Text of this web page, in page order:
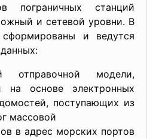
пограничных станций
и сетевой уровни. В
и ведутся
отправочной модели,
на основе электронных
поступающих из
массовой
в адрес морских портов